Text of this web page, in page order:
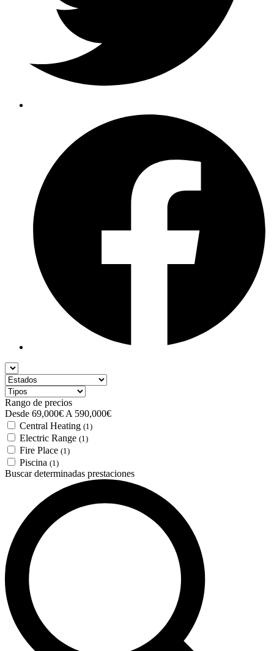
Rango de precios
Desde 69,000€ A 590,000€
Central Heating (1)
Electric Range (1)
Fire Place (1)
Piscina (1)
Buscar determinadas prestaciones